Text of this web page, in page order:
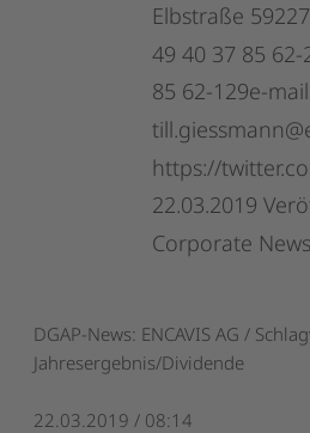
Elbstraße
49 40 37 85 62-
85 62-129e-
https://
22.03.2019
Corporate
DGAP-News: ENCAVIS AG /
Jahresergebnis/Dividende
22.03.2019 / 08:14